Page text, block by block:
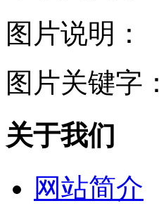
图片说明：
图片关键字：
关于我们
网站简介